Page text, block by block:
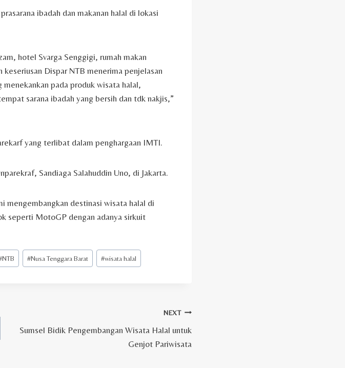
ibadah dan makanan halal di lokasi
hotel Svarga Senggigi, rumah makan
Dispar NTB menerima penjelasan
pada produk wisata halal,
sarana ibadah yang bersih dan tdk nakjis,”
yang terlibat dalam penghargaan IMTI.
Sandiaga Salahuddin Uno, di Jakarta.
mengembangkan destinasi wisata halal di
seperti MotoGP dengan adanya sirkuit
NTB #Nusa Tenggara Barat #wisata halal
NEXT
Sumsel Bidik Pengembangan Wisata Halal untuk
Genjot Pariwisata